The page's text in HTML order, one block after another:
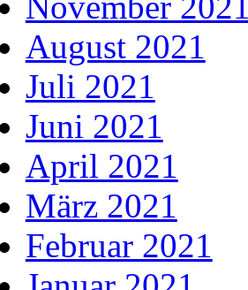
August 2021
Juli 2021
Juni 2021
April 2021
März 2021
Februar 2021